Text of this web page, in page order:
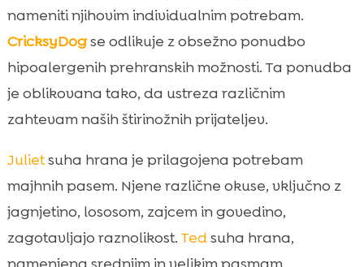
nameniti njihovim individualnim potrebam.
CricksyDogse odlikuje z obsežno ponudbo
hipoalergenih prehranskih možnosti. Ta ponudba
je oblikovana tako, da ustreza različnim
zahtevam naših štirinožnih prijateljev.
Julietsuha hrana je prilagojena potrebam
majhnih pasem. Njene različne okuse, vključno z
jagnjetino, lososom, zajcem in govedino,
zagotavljajo raznolikost. Tedsuha hrana,